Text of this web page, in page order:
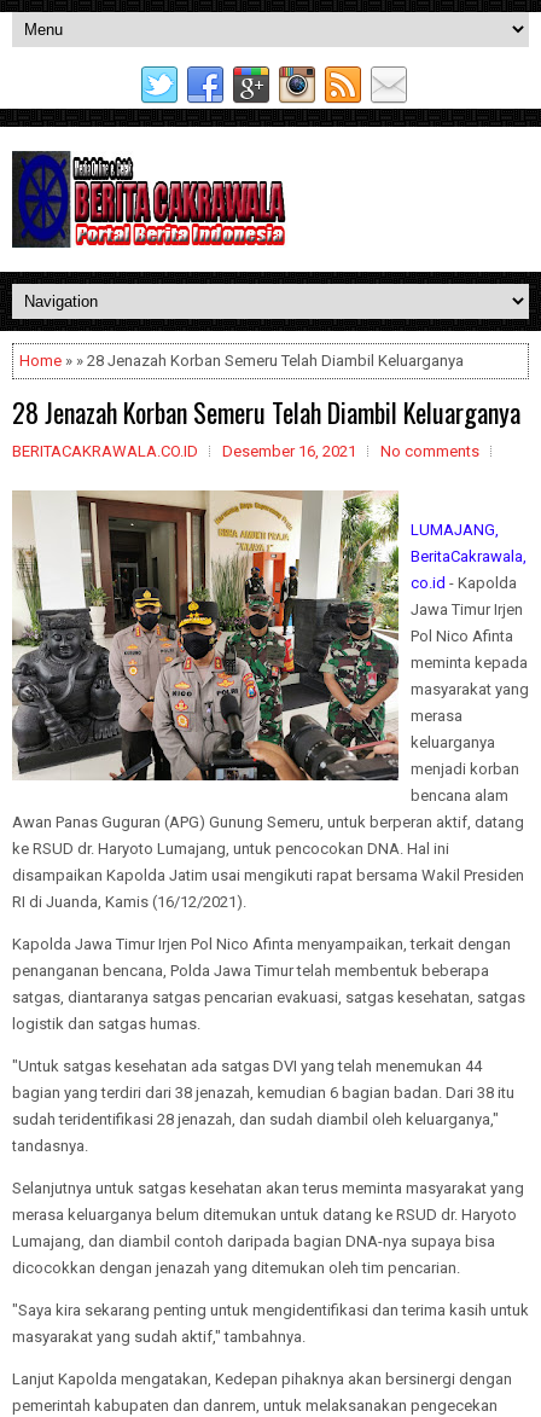
Home » » 28 Jenazah Korban Semeru Telah Diambil Keluarganya
28 Jenazah Korban Semeru Telah Diambil Keluarganya
BERITACAKRAWALA.CO.ID Desember 16, 2021 No comments
LUMAJANG,
BeritaCakrawala,
co.id - Kapolda
Jawa Timur Irjen
Pol Nico Afinta
meminta kepada
masyarakat yang
merasa
keluarganya
menjadi korban
bencana alam
Awan Panas Guguran (APG) Gunung Semeru, untuk berperan aktif, datang
ke RSUD dr. Haryoto Lumajang, untuk pencocokan DNA. Hal ini
disampaikan Kapolda Jatim usai mengikuti rapat bersama Wakil Presiden
RI di Juanda, Kamis (16/12/2021).
Kapolda Jawa Timur Irjen Pol Nico Afinta menyampaikan, terkait dengan
penanganan bencana, Polda Jawa Timur telah membentuk beberapa
satgas, diantaranya satgas pencarian evakuasi, satgas kesehatan, satgas
logistik dan satgas humas.
"Untuk satgas kesehatan ada satgas DVI yang telah menemukan 44
bagian yang terdiri dari 38 jenazah, kemudian 6 bagian badan. Dari 38 itu
sudah teridentifikasi 28 jenazah, dan sudah diambil oleh keluarganya,"
tandasnya.
Selanjutnya untuk satgas kesehatan akan terus meminta masyarakat yang
merasa keluarganya belum ditemukan untuk datang ke RSUD dr. Haryoto
Lumajang, dan diambil contoh daripada bagian DNA-nya supaya bisa
dicocokkan dengan jenazah yang ditemukan oleh tim pencarian.
"Saya kira sekarang penting untuk mengidentifikasi dan terima kasih untuk
masyarakat yang sudah aktif," tambahnya.
Lanjut Kapolda mengatakan, Kedepan pihaknya akan bersinergi dengan
pemerintah kabupaten dan danrem, untuk melaksanakan pengecekan